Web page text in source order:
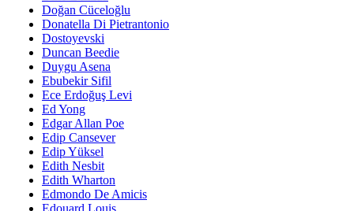
Doğan Cüceloğlu
Donatella Di Pietrantonio
Dostoyevski
Duncan Beedie
Duygu Asena
Ebubekir Sifil
Ece Erdoğuş Levi
Ed Yong
Edgar Allan Poe
Edip Cansever
Edip Yüksel
Edith Nesbit
Edith Wharton
Edmondo De Amicis